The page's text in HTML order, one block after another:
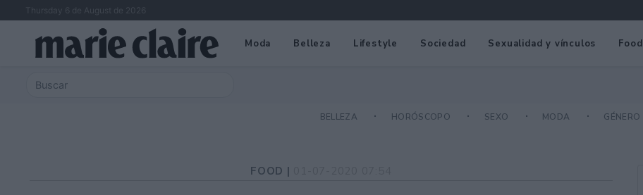
Thursday 6 de August de 2026
Moda Belleza Lifestyle Sociedad Sexualidad y vínculos Food
BELLEZA HORÓSCOPO SEXO MODA GÉNERO
FOOD |